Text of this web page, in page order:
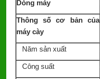
Dòng máy
Thông số cơ bản của
máy cày
Năm sản xuất
Công suất